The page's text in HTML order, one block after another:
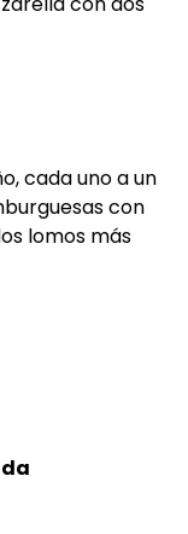
cada uno a un
con
lomos más